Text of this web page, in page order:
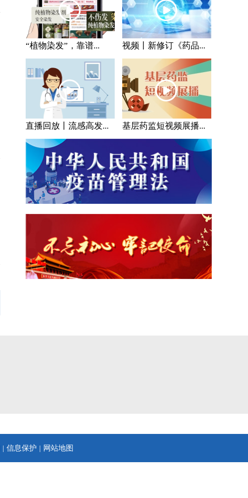
“植物染发”，靠谱... 视频丨新修订《药品...
直播回放丨流感高发... 基层药监短视频展播...
信息保护 网站地图